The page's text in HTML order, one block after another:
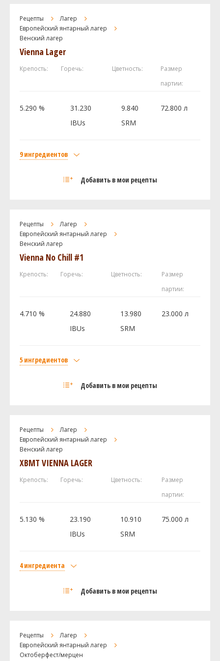
Castle Malting - Chocolate 900
Хмель
Domestic Hallertau
Дрожжи
1 шт
Посмотреть рецепт полностью
Рецепты
Лагер
Европейский янтарный лагер
Венский лагер
Добавить в мои рецепты
Vienna Lager
Крепость: Горечь: Цветность:
Размер
партии:
5.290 %
31.230
IBUs
9.840
SRM
72.800 л
9 ингредиентов
Castle Malting Pilsner Malt
Caramel / Crystal 60L
Carapils (Dextrine Malt)
Хмель
Перле (Perle)
56.7 г
56.7 г
Дрожжи
White Labs - Mexican Lager Yeast WLP940
Посмотреть рецепт полностью
Рецепты
Лагер
Европейский янтарный лагер
Венский лагер
Добавить в мои рецепты
Vienna No Chill #1
Крепость: Горечь: Цветность:
Размер
партии:
4.710 %
24.880
IBUs
13.980
SRM
23.000 л
5 ингредиентов
Castle Malting Viena (Венский)
Tettnanger
Magnum
Дрожжи
Wyeast - Munich Lager 2308 1 шт
Рецепты
Лагер
Европейский янтарный лагер
Венский лагер
Добавить в мои рецепты
XBMT VIENNA LAGER
Крепость: Горечь: Цветность:
Размер
партии:
5.130 %
23.190
IBUs
10.910
SRM
75.000 л
4 ингредиента
Castle Malting Viena (Венский)
Hallertau Mittelfruh
Tettnanger
Рецепты
Лагер
Европейский янтарный лагер
Октоберфест/мерцен